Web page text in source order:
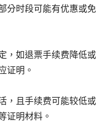
分时段可能有优惠或免
，如退票手续费降低或
证明。
，且手续费可能较低或
证明材料。